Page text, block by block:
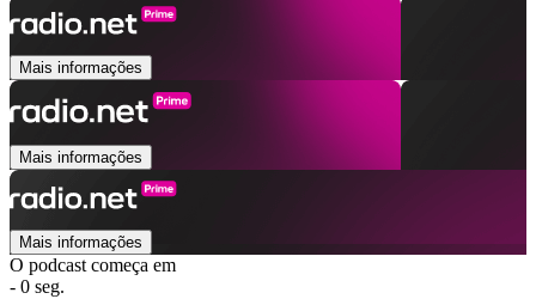
Mais informações
Mais informações
Mais informações
O podcast começa em
- 0 seg.